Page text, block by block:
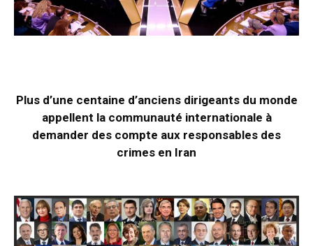
Plus d’une centaine d’anciens dirigeants du monde
appellent la communauté internationale à
demander des compte aux responsables des
crimes en Iran